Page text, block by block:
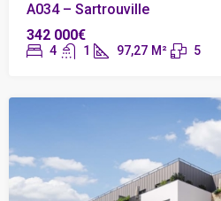
A034 – Sartrouville
342 000€
4 1 97,27 M² 5